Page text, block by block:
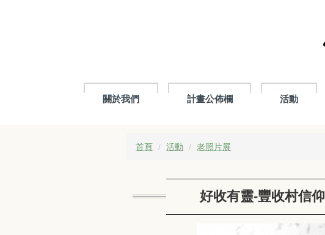
關於我們 計畫公佈欄 活動
首頁 活動 老照片展
好收有靈-豐收村信仰